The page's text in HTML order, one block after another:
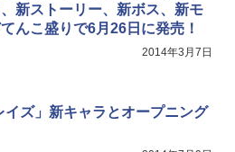
新ストーリー、新ボス、新モ
んこ盛りで6月26日に発売！
2014年3月7日
イズ」新キャラとオープニング